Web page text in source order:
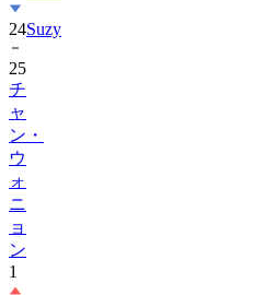
24Suzy
25
チ
ャ
ン・
ウ
ォ
ニ
ョ
ン
1